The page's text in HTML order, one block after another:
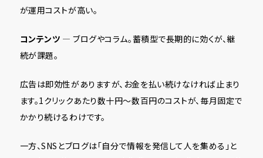
が運用コストが高い。
コンテンツ — ブログやコラム。蓄積型で長期的に効くが、継
続が課題。
広告は即効性がありますが、お金を払い続けなければ止まり
ます。1クリックあたり数十円〜数百円のコストが、毎月固定で
かかり続けるわけです。
一方、SNSとブログは「自分で情報を発信して人を集める」と